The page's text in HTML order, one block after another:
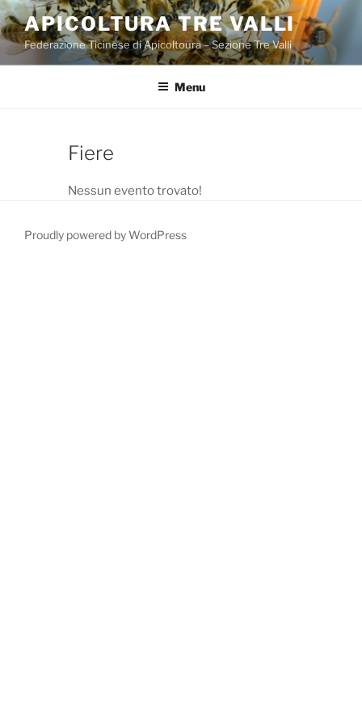
Salta
al
contenuto
APICOLTURA TRE VALLI
Federazione Ticinese di Apicoltoura – Sezione Tre Valli
Menu
Fiere
Nessun evento trovato!
Proudly powered by WordPress